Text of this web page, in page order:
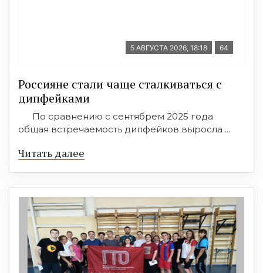
5 АВГУСТА 2026, 18:18 64
Россияне стали чаще сталкиваться с
дипфейками
По сравнению с сентябрем 2025 года
общая встречаемость дипфейков выросла ...
Читать далее